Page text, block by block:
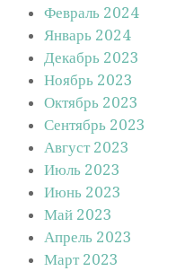
Февраль 2024
Январь 2024
Декабрь 2023
Ноябрь 2023
Октябрь 2023
Сентябрь 2023
Август 2023
Июль 2023
Июнь 2023
Май 2023
Апрель 2023
Март 2023